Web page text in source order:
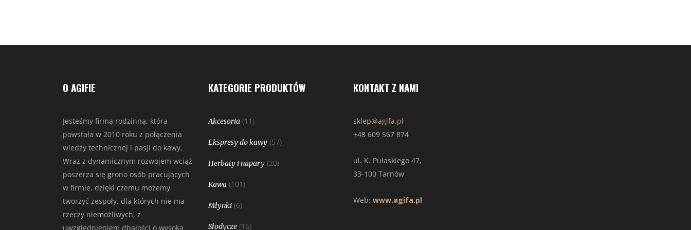
O AGIFIE
Jesteśmy firmą rodzinną, która
powstała w 2010 roku z połączenia
wiedzy technicznej i pasji do kawy.
Wraz z dynamicznym rozwojem wciąż
poszerza się grono osób pracujących
w firmie, dzięki czemu możemy
tworzyć zespoły, dla których nie ma
rzeczy niemożliwych, z
uwzględnieniem dbałości o wysoką
KATEGORIE PRODUKTÓW
Akcesoria (11)
Ekspresy do kawy (57)
Herbaty i napary (20)
Kawa (101)
Młynki (6)
Słodycze (16)
KONTAKT Z NAMI
sklep@agifa.pl
+48 609 567 874
ul. K. Pułaskiego 47,
33-100 Tarnów
Web: www.agifa.pl